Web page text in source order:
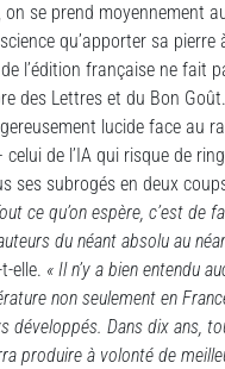
se prend moyennement
qu’apporter sa pierre
l’édition française ne fait
des Lettres et du Bon
lucide face au
de l’IA qui risque de
ses subrogés en deux
ce qu’on espère, c’est de
du néant absolu au
elle. « Il n’y a bien entendu
non seulement en
développés. Dans dix ans,
produire à volonté de